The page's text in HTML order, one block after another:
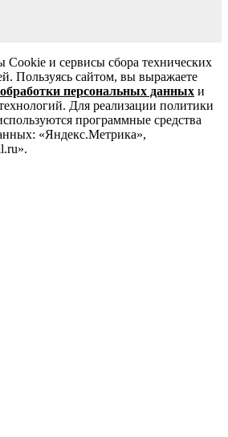
Cookie и сервисы сбора технических
Пользуясь сайтом, вы выражаете
персональных данных и
Для реализации политики
программные средства
«Яндекс.Метрика»,